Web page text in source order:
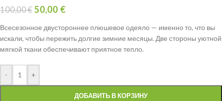
100,00€ 50,00 €
Всесезонное двустороннее плюшевое одеяло — именно то, что вы
искали, чтобы пережить долгие зимние месяцы. Две стороны уютной
мягкой ткани обеспечивают приятное тепло.
- +
ДОБАВИТЬ В КОРЗИНУ